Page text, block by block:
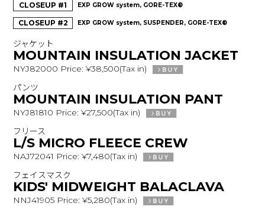
CLOSEUP #1 EXP GROW system, GORE-TEX®
CLOSEUP #2 EXP GROW system, SUSPENDER, GORE-TEX®
ジャケット
MOUNTAIN INSULATION JACKET
NYJ82000 Price: ¥38,500(Tax in)
パンツ
MOUNTAIN INSULATION PANT
NYJ81810 Price: ¥27,500(Tax in)
フリース
L/S MICRO FLEECE CREW
NAJ72041 Price: ¥7,480(Tax in)
フェイスマスク
KIDS' MIDWEIGHT BALACLAVA
NNJ41905 Price: ¥5,280(Tax in)